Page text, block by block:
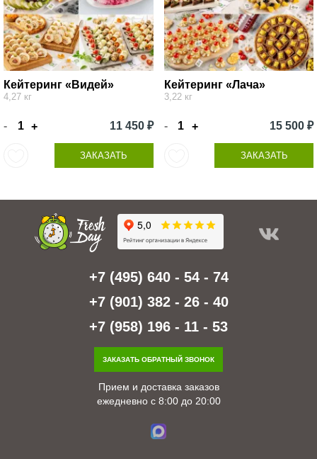
Кейтеринг «Видей»
4,27 кг
- + 11 450 ₽
ЗАКАЗАТЬ
Кейтеринг «Лача»
3,22 кг
- + 15 500 ₽
ЗАКАЗАТЬ
+7 (495) 640 - 54 - 74
+7 (901) 382 - 26 - 40
+7 (958) 196 - 11 - 53
ЗАКАЗАТЬ ОБРАТНЫЙ ЗВОНОК
Прием и доставка заказов
ежедневно с 8:00 до 20:00